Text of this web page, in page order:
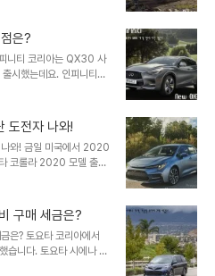
출시합니다. 과감한 성
솔린 엔진기반 오프로
까지 혼다의 SUV가 대
정통 SUV혼다는 미국 로
며 혼다가 이제까지 보였
습니다. 외관적 디자인
죠..
은?
니티 코리아는 QX30 사
시했는데요. 인피니티
보를 준비했습니다. 인
던 Q30에 사륜구동을
르게 분배되는 힘의 분배
라이빙을 돕는 차량이죠.
차이점 Q30 상위 트림으
강화한 차량입니다. 풀옵
도전자 나와!
와! 금일 미국에서 2020
코롤라 2020 모델 출시
었다"며 포부를 보였는데
하는지 검토해 보시죠.
의 1. TNGA 플랫폼토
있지만, 주행 감성을 높
. 뛰어난 민첩성과 편안
능을 보여줄 엔진과 변
구매 세금은?
은? 토요타 코리아에서
습니다. 토요타 시에나 모
는데요. 많은 유지비를